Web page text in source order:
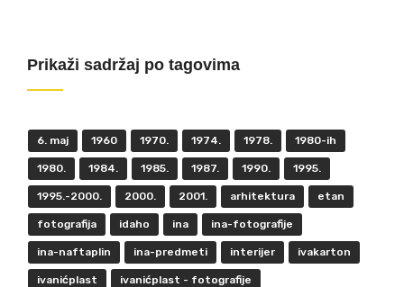
Prikaži sadržaj po tagovima
6. maj 1960 1970. 1974. 1978. 1980-ih
1980. 1984. 1985. 1987. 1990. 1995.
1995.-2000. 2000. 2001. arhitektura etan
fotografija idaho ina ina-fotografije
ina-naftaplin ina-predmeti interijer ivakarton
ivanićplast ivanićplast - fotografije